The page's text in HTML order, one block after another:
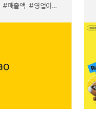
#매출액 #영업이익